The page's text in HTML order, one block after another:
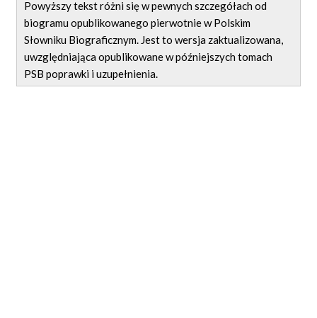
Powyższy tekst różni się w pewnych szczegółach od
biogramu opublikowanego pierwotnie w Polskim
Słowniku Biograficznym. Jest to wersja zaktualizowana,
uwzględniająca opublikowane w późniejszych tomach
PSB poprawki i uzupełnienia.